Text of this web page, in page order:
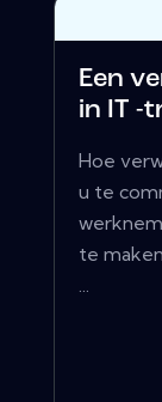
Een
in IT -
Hoe
u te
te
...